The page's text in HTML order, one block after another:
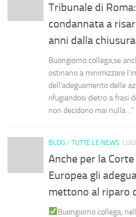
Tribunale di
condannata a
anni dalla
Buongiorno collega,se
ostinano a minimizzare
dell’adeguamento delle
rifugiandosi dietro a frasi
non decidono mai nulla…”
BLOG / TUTTE LE NEWS
Anche per la
Europea gli
mettono al riparo
Buongiorno collega,